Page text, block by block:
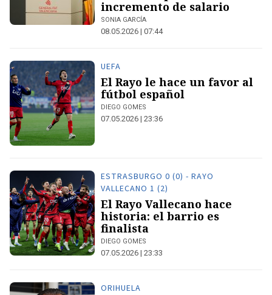
incremento de salario
SONIA GARCÍA
08.05.2026 | 07:44
UEFA
El Rayo le hace un favor al
fútbol español
DIEGO GOMES
07.05.2026 | 23:36
ESTRASBURGO 0 (0) - RAYO
VALLECANO 1 (2)
El Rayo Vallecano hace
historia: el barrio es
finalista
DIEGO GOMES
07.05.2026 | 23:33
ORIHUELA